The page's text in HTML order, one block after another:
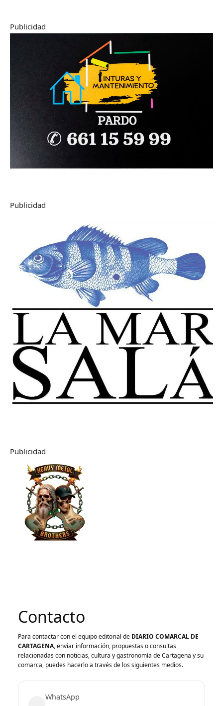
Publicidad
Publicidad
Publicidad
Contacto
Para contactar con el equipo editorial de DIARIO COMARCAL DE
CARTAGENA, enviar información, propuestas o consultas
relacionadas con noticias, cultura y gastronomía de Cartagena y su
comarca, puedes hacerlo a través de los siguientes medios.
WhatsApp